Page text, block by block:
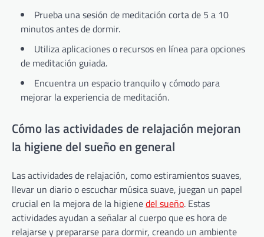
Prueba una sesión de meditación corta de 5 a 10
minutos antes de dormir.
Utiliza aplicaciones o recursos en línea para opciones
de meditación guiada.
Encuentra un espacio tranquilo y cómodo para
mejorar la experiencia de meditación.
Cómo las actividades de relajación mejoran
la higiene del sueño en general
Las actividades de relajación, como estiramientos suaves,
llevar un diario o escuchar música suave, juegan un papel
crucial en la mejora de la higienedel sueño. Estas
actividades ayudan a señalar al cuerpo que es hora de
relajarse y prepararse para dormir, creando un ambiente